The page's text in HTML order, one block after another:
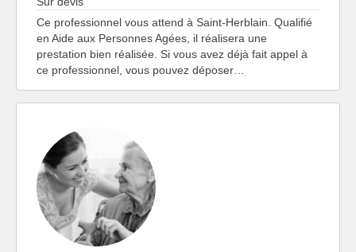
Ce professionnel vous attend à Saint-Herblain. Qualifié
en Aide aux Personnes Agées, il réalisera une
prestation bien réalisée. Si vous avez déjà fait appel à
ce professionnel, vous pouvez déposer…